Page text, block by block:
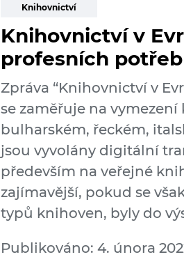
Knihovnictví
Knihovnictví v
profesních potřeb
Zpráva “Knihovnictví v
se zaměřuje na
bulharském, řeckém,
jsou vyvolány digitální
především na veřejné
zajímavější, pokud se
typů knihoven, byly do
Publikováno: 4. února